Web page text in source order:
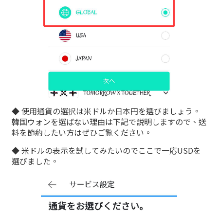
◆ 使用通貨の選択は米ドルか日本円を選びましょう。
韓国ウォンを選ばない理由は下記で説明しますので、送
料を節約したい方はぜひご覧ください。
◆ 米ドルの表示を試してみたいのでここで一応USDを
選びました。